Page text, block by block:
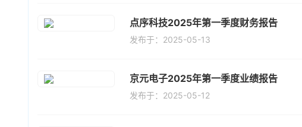
点序科技2025年第一季度财务报告
发布于：2025-05-13
京元电子2025年第一季度业绩报告
发布于：2025-05-12